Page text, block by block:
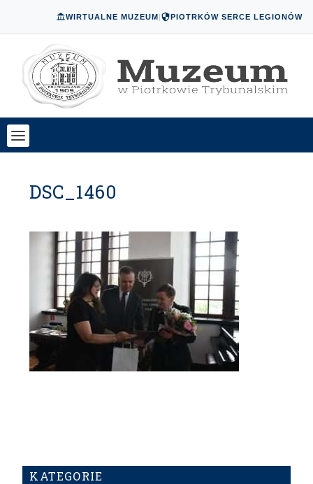
WIRTUALNE MUZEUM| PIOTRKÓW SERCE LEGIONÓW
DSC_1460
KATEGORIE